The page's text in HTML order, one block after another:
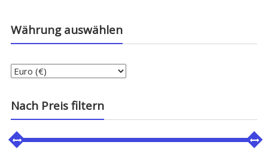
Währung auswählen
Nach Preis filtern